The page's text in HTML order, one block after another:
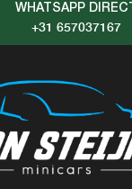
WHATSAPP DIRECT
+31 657037167